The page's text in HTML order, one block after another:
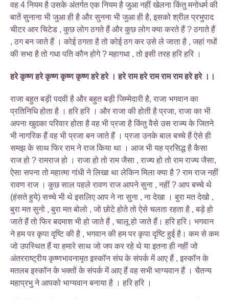
वह 4 नियम है उसके अंतर्गत एक नियम है जुआ नहीं खेलना किंतु मनोधर्म की
बातें सुनाना भी जुआ ही है और सुनना भी जुआ ही है, इसको श्रील प्रभुपाद
चीटर आर चिटेड , कुछ लोग ठगते हैं और कुछ लोग क्या करते हैं ? ठगाते हैं
, ठग बन जाते हैं । कोई ठगता है तो कोई ठग कर उसे ले जाता है , जहां गधों
की सभा है तो गधा पति कौन होगे ? महागधा , तो इसी तरह हरि हरि ।
हरे कृष्ण हरे कृष्ण कृष्ण कृष्ण हरे हरे । हरे राम हरे राम राम राम हरे हरे ।।
राजा बहुत बड़ी पदवी है और बहुत बड़ी जिम्मेदारी है, राजा भगवान का
प्रतिनिधि होता है । हरि हरि । और राजा की होती है प्रजा, राजा का भी
अपना खुदका परिवार होता है वह भी प्रजा है किंतु वैसे उस राज्य के जितने
भी नागरिक हैं वह भी प्रजा बन जाते हैं । प्रजा उनके बाल बच्चे हैं ऐसे ही
समझ के साथ फिर राम ने राज किया था । आज भी यह प्रसिद्ध है कैसा
राज हो ? रामराज हो । राजा हो तो राम जैसा , राज्य हो तो राम राज्य जैसा,
ऐसा सपना तो महात्मा गांधी ने लिखा था लेकिन मिला क्या है ? राम राज नहीं
रावण राज । कुछ साल पहले रावण राज आपने सुना , नहीं ? आप बच्चे थे
(हंसते हुये) सच्चे भी थे इसलिए आप ने ना सुना , ना देखा । बुरा मत देखो ,
बुरा मत सुनो , बुरा मत बोलो , जो छोटे होते तो ऐसे चलता रहता है , बड़े हो
जाते हैं तो फिर बदमाश भी हो जाते हैं , चालू हो जाते हैं। हरि हरि। भगवान
ने हम पर कृपा दृष्टि की है , भगवान की हम पर कृपा दृष्टि हुई है। कम से कम
जो उपस्थित हैं या हमारे साथ जो जप कर रहे थे या इतना ही नहीं जो
अंतरराष्ट्रीय कृष्णभावनामृत इस्कॉन संघ के संपर्क में आए हैं , इस्कॉन के
मतलब इस्कॉन के भक्तों के संपर्क में आए हैं वह सभी भाग्यवान हैं । चैतन्य
महाप्रभु ने आपको भाग्यवान बनाया है । हरि हरि ।